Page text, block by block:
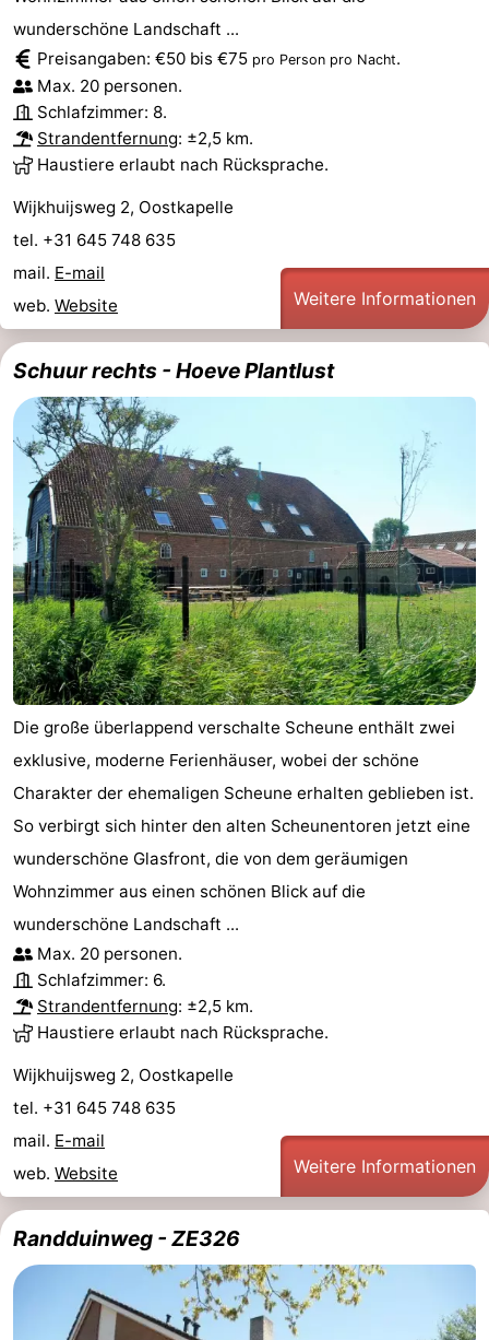
wunderschöne Landschaft ...
Preisangaben: €50 bis €75 pro Person pro Nacht.
Max. 20 personen.
Schlafzimmer: 8.
Strandentfernung: ±2,5 km.
Haustiere erlaubt nach Rücksprache.
Wijkhuijsweg 2, Oostkapelle
tel. +31 645 748 635
mail. E-mail
web. Website Weitere Informationen
Schuur rechts - Hoeve Plantlust
Die große überlappend verschalte Scheune enthält zwei
exklusive, moderne Ferienhäuser, wobei der schöne
Charakter der ehemaligen Scheune erhalten geblieben ist.
So verbirgt sich hinter den alten Scheunentoren jetzt eine
wunderschöne Glasfront, die von dem geräumigen
Wohnzimmer aus einen schönen Blick auf die
wunderschöne Landschaft ...
Max. 20 personen.
Schlafzimmer: 6.
Strandentfernung: ±2,5 km.
Haustiere erlaubt nach Rücksprache.
Wijkhuijsweg 2, Oostkapelle
tel. +31 645 748 635
mail. E-mail
web. Website Weitere Informationen
Randduinweg - ZE326